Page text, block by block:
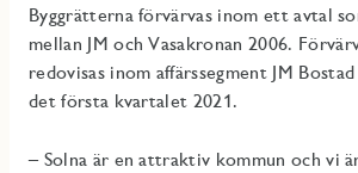
Byggrätterna förvärvas inom ett avtal
mellan JM och Vasakronan 2006.
redovisas inom affärssegment JM
det första kvartalet 2021.
– Solna är en attraktiv kommun och vi